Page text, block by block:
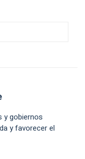
y gobiernos
y favorecer el